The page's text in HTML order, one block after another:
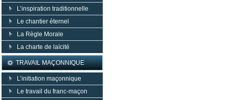
L’inspiration traditionnelle
Le chantier éternel
La Règle Morale
La charte de laïcité
TRAVAIL MAÇONNIQUE
L’initiation maçonnique
Le travail du franc-maçon